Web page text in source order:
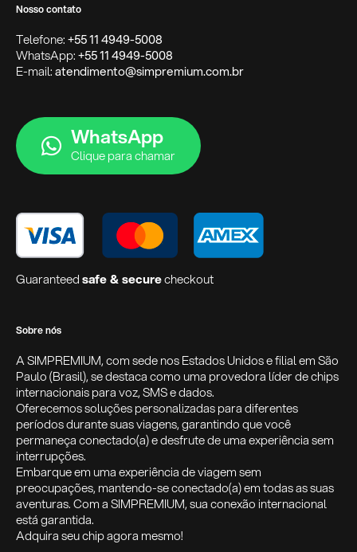
Nosso contato
Telefone:+55 11 4949-5008
WhatsApp:+55 11 4949-5008
E-mail:atendimento@simpremium.com.br
WhatsApp
Clique para chamar
Guaranteedsafe & securecheckout
Sobre nós
A SIMPREMIUM, com sede nos Estados Unidos e filial em São
Paulo (Brasil), se destaca como uma provedora líder de chips
internacionais para voz, SMS e dados.
Oferecemos soluções personalizadas para diferentes
períodos durante suas viagens, garantindo que você
permaneça conectado(a) e desfrute de uma experiência sem
interrupções.
Embarque em uma experiência de viagem sem
preocupações, mantendo-se conectado(a) em todas as suas
aventuras. Com a SIMPREMIUM, sua conexão internacional
está garantida.
Adquira seu chip agora mesmo!